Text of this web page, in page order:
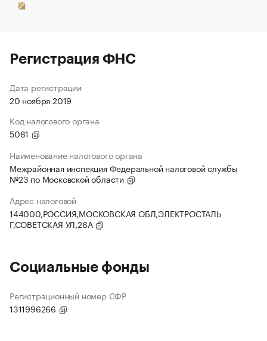
Регистрация ФНС
Дата регистрации
20 ноября 2019
Код налогового органа
5081
Наименование налогового органа
Межрайонная инспекция Федеральной налоговой службы
№23 по Московской области
Адрес налоговой
144000,РОССИЯ,МОСКОВСКАЯ ОБЛ,ЭЛЕКТРОСТАЛЬ
Г,СОВЕТСКАЯ УЛ,26А
Социальные фонды
Регистрационный номер СФР
1311996266